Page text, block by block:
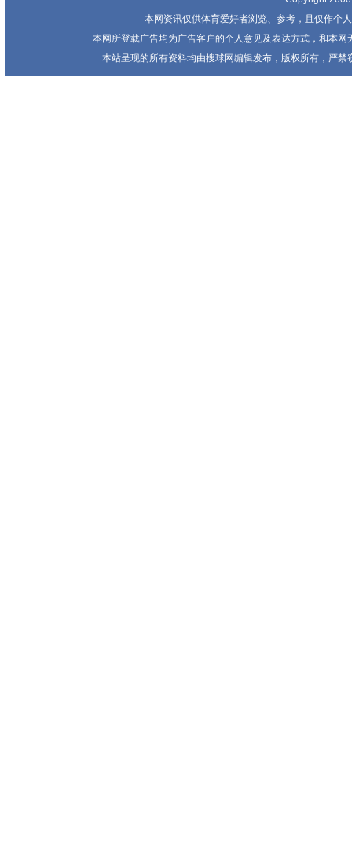
本网资讯仅供体育爱好者浏览、参考，且仅作个
本网所登载广告均为广告客户的个人意见及表达方式，和本
本站呈现的所有资料均由搜球网编辑发布，版权所有，严